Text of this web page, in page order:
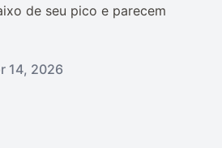
de seu pico e parecem
14, 2026